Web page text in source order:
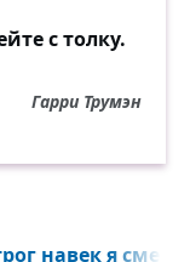
с толку.
Гарри Трумэн
навек я